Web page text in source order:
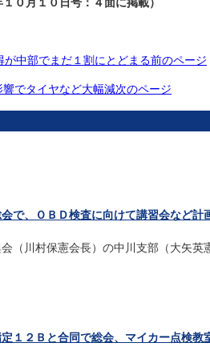
が中部でまだ１割にとどまる前のページ
でタイヤなど大幅減次のページ
で、ＯＢＤ検査に向けて講習会など計
（川村保憲会長）の中川支部（大矢
１２Ｂと合同で総会、マイカー点検教